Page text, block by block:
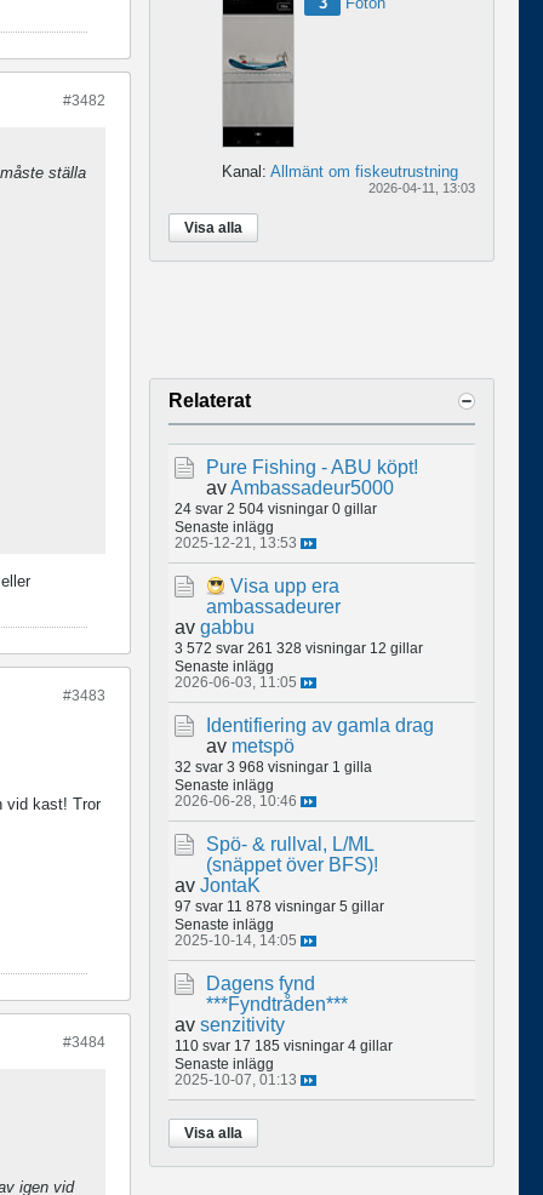
#3482
ställa
#3483
vid kast! Tror
#3484
igen vid
Kanal: Allmänt om fiskeutrustning
2026-04-11, 13:03
Visa alla
Relaterat
Pure Fishing - ABU köpt!
avAmbassadeur5000
24 svar 2 504 visningar 0 gillar
Senaste inlägg
2025-12-21, 13:53
Visa upp era
ambassadeurer
av gabbu
3 572 svar 261 328 visningar 12 gillar
Senaste inlägg
2026-06-03, 11:05
Identifiering av gamla drag
av metspö
32 svar 3 968 visningar 1 gilla
Senaste inlägg
2026-06-28, 10:46
Spö- & rullval, L/ML
(snäppet över BFS)!
av JontaK
97 svar 11 878 visningar 5 gillar
Senaste inlägg
2025-10-14, 14:05
Dagens fynd
***Fyndtråden***
av senzitivity
110 svar 17 185 visningar 4 gillar
Senaste inlägg
2025-10-07, 01:13
Visa alla